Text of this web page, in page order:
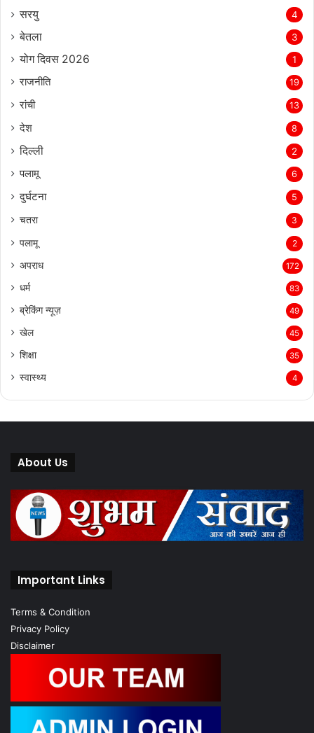
सरयु 4
बेतला 3
योग दिवस 2026 1
राजनीति 19
रांची 13
देश 8
दिल्‍ली 2
पलामू 6
दुर्घटना 5
चतरा 3
पलामू 2
अपराध 172
धर्म 83
ब्रेकिंग न्यूज़ 49
खेल 45
शिक्षा 35
स्वास्थ्य 4
About Us
Important Links
Terms & Condition
Privacy Policy
Disclaimer